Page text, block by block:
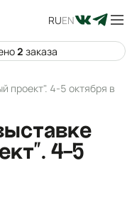
RUEN
2 заказа
проект". 4-5 октября в
4-5